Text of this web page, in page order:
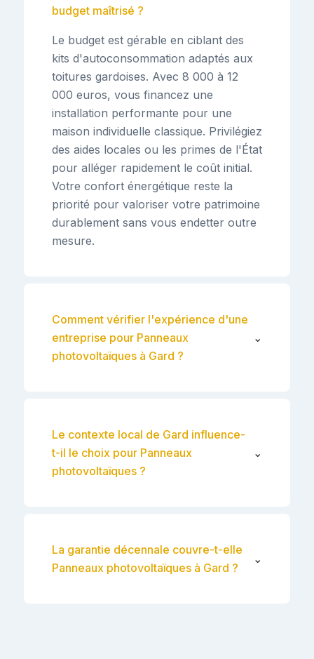
budget maîtrisé ?
Le budget est gérable en ciblant des
kits d'autoconsommation adaptés aux
toitures gardoises. Avec 8 000 à 12
000 euros, vous financez une
installation performante pour une
maison individuelle classique. Privilégiez
des aides locales ou les primes de l'État
pour alléger rapidement le coût initial.
Votre confort énergétique reste la
priorité pour valoriser votre patrimoine
durablement sans vous endetter outre
mesure.
Comment vérifier l'expérience d'une
entreprise pour Panneaux
photovoltaïques à Gard ?
⌄
Le contexte local de Gard influence-
t-il le choix pour Panneaux
photovoltaïques ?
⌄
La garantie décennale couvre-t-elle
Panneaux photovoltaïques à Gard ?
⌄